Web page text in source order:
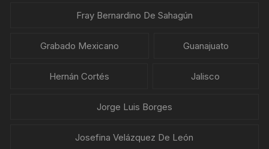
Fray Bernardino De Sahagún
Grabado Mexicano Guanajuato
Hernán Cortés Jalisco
Jorge Luis Borges
Josefina Velázquez De León